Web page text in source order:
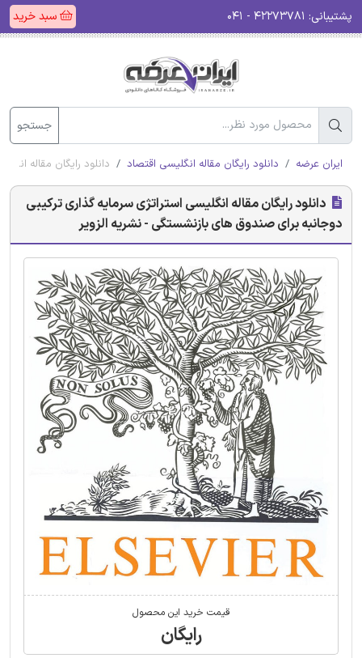
پشتیبانی: سبد خرید
جستجو
ایران عرضه دانلود رایگان مقاله انگلیسی اقتصاد دانلود رایگان مقاله
دانلود رایگان مقاله انگلیسی استراتژی سرمایه گذاری ترکیبی
دوجانبه برای صندوق های بازنشستگی - نشریه الزویر
قیمت خرید این محصول
رایگان